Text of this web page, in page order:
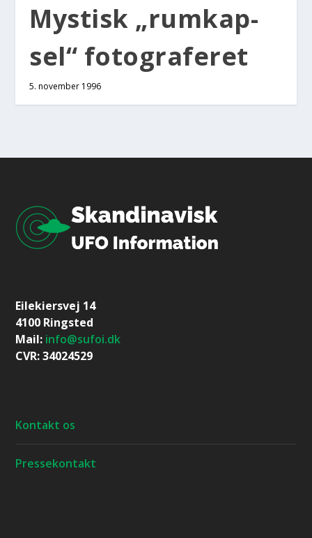
Mystisk „rum­kap­
sel“ foto­gra­fe­ret
5. november 1996
Eilekiersvej 14
4100 Ringsted
Mail: info@sufoi.dk
CVR: 34024529
Kontakt os
Pressekontakt